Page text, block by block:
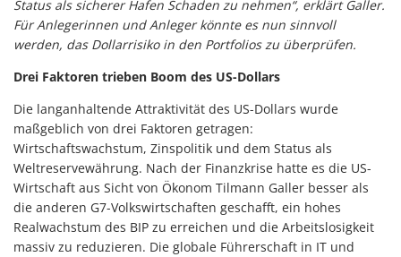
Status als sicherer Hafen Schaden zu nehmen“, erklärt Galler.
Für Anlegerinnen und Anleger könnte es nun sinnvoll
werden, das Dollarrisiko in den Portfolios zu überprüfen.
Drei Faktoren trieben Boom des US-Dollars
Die langanhaltende Attraktivität des US-Dollars wurde
maßgeblich von drei Faktoren getragen:
Wirtschaftswachstum, Zinspolitik und dem Status als
Weltreservewährung. Nach der Finanzkrise hatte es die US-
Wirtschaft aus Sicht von Ökonom Tilmann Galler besser als
die anderen G7-Volkswirtschaften geschafft, ein hohes
Realwachstum des BIP zu erreichen und die Arbeitslosigkeit
massiv zu reduzieren. Die globale Führerschaft in IT und